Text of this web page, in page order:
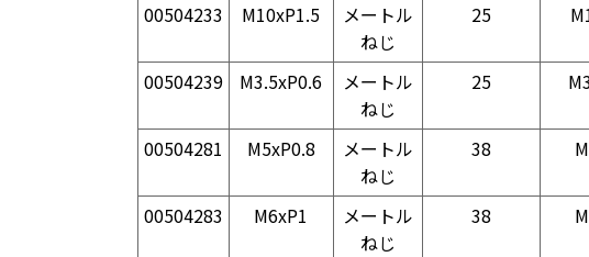
00504233 M10xP1.5
メートル
ねじ
25
00504239 M3.5xP0.6
メートル
ねじ
25
00504281 M5xP0.8
メートル
ねじ
38
00504283 M6xP1
メートル
ねじ
38